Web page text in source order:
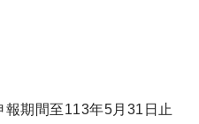
期間至113年5月31日止